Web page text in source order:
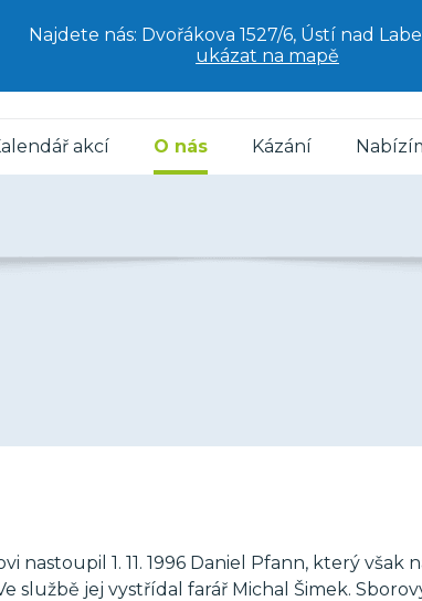
Najdete nás: Dvořákova 1527/6, Ústí nad
ukázat na mapě
akcí O nás Kázání
1. 11. 1996 Daniel Pfann, který však
službě jej vystřídal farář Michal Šimek.